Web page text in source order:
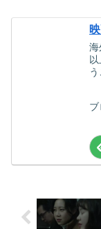
海
う
ブ